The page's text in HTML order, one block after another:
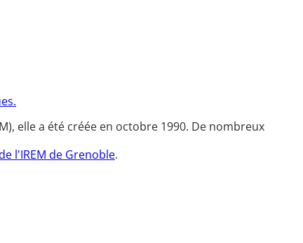
elle a été créée en octobre 1990. De nombreux
l'IREM de Grenoble.